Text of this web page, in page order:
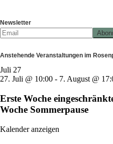
Newsletter
Anstehende Veranstaltungen im
Juli 27
27. Juli @ 10:00 - 7. August @
Erste Woche
Woche Sommerpause
Kalender anzeigen